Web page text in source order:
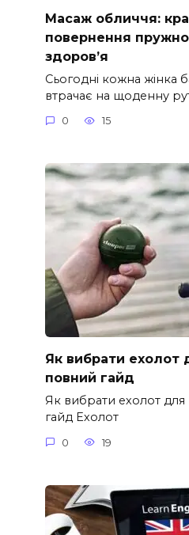
Масаж обличчя:
повернення
здоров’я
Сьогодні кожна жінка
втрачає на щоденну
0 15
Як вибрати ехолот
повний гайд
Як вибрати ехолот
гайд Ехолот
0 19